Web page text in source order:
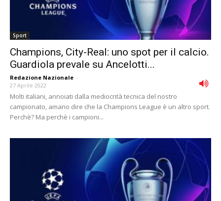
Sport
Champions, City-Real: uno spot per il calcio.
Guardiola prevale su Ancelotti...
Redazione Nazionale -
27 Aprile 2022
Molti italiani, annoiati dalla mediocrità tecnica del nostro
campionato, amano dire che la Champions League è un altro sport.
Perchè? Ma perchè i campioni...